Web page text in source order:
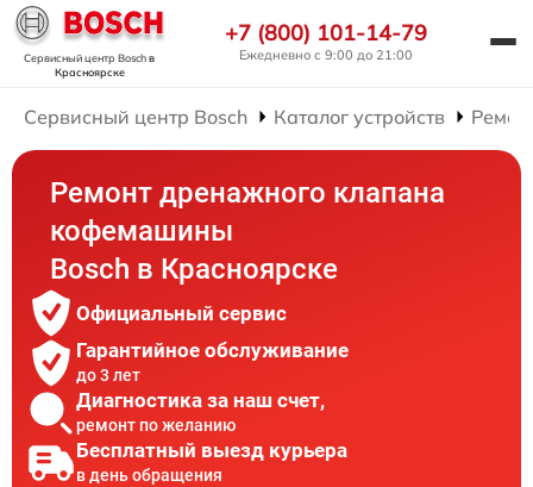
Сервисный центр Boschв
Красноярске
+7 (800) 101-14-79
Ежедневно с 9:00 до 21:00
Сервисный центр Bosch Каталог устройств
Ремонт дренажного клапана
кофемашины
Bosch в Красноярске
Официальный сервис
Гарантийное обслуживание
до 3 лет
Диагностика за наш счет,
ремонт по желанию
Бесплатный выезд курьера
в день обращения